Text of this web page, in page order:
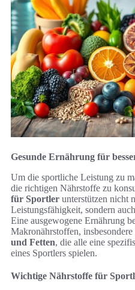
Gesunde Ernährung für
Um die sportliche Leistung zu
die richtigen Nährstoffe zu
für Sportler unterstützen nicht
Leistungsfähigkeit, sondern
Eine ausgewogene Ernährung
Makronährstoffen, insbesondere
und Fetten, die alle eine
eines Sportlers spielen.
Wichtige Nährstoffe für